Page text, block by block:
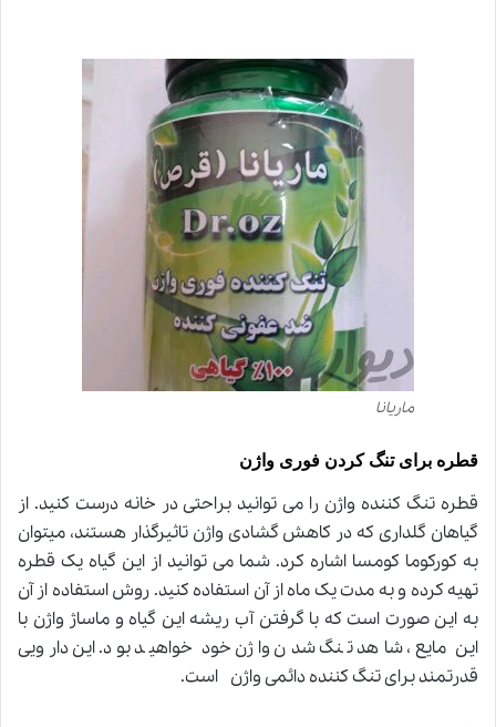
ماریانا
قطره برای تنگ کردن فوری واژن
قطره تنگ کننده واژن را می توانید براحتی در خانه درست کنید. از
گیاهان گلداری که در کاهش گشادی واژن تاثیرگذار هستند، میتوان
به کورکوما کومسا اشاره کرد. شما می توانید از این گیاه یک قطره
تهیه کرده و به مدت یک ماه از آن استفاده کنید. روش استفاده از آن
به این صورت است که با گرفتن آب ریشه این گیاه و ماساژ واژن با
این مایع، شاهد تنگ شدن واژن خود خواهید بود. این دارویی
قدرتمند برای تنگ کننده دائمی واژن است.